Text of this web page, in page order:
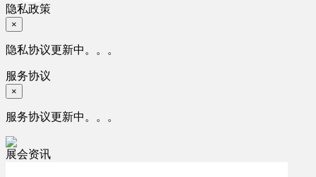
隐私政策
×
隐私协议更新中。。。
服务协议
×
服务协议更新中。。。
展会资讯